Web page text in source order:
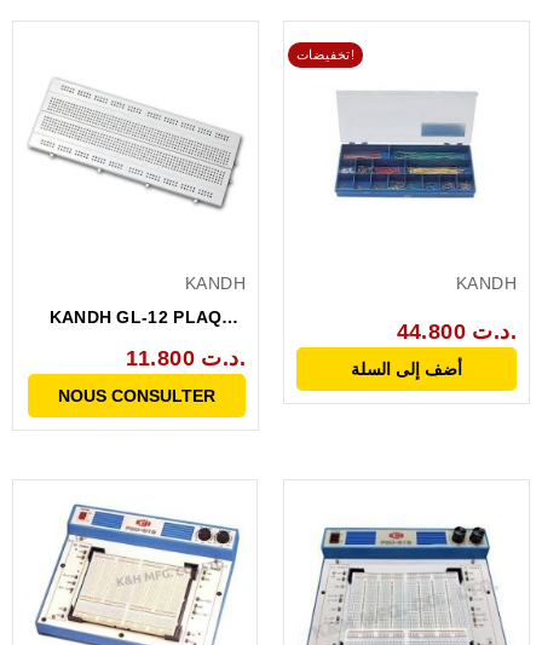
KANDH
KANDH GL-12 PLAQUE
11.800 د.ت.
NOUS CONSULTER
تخفيضات!
KANDH
44.800 د.ت.
أضف إلى السلة